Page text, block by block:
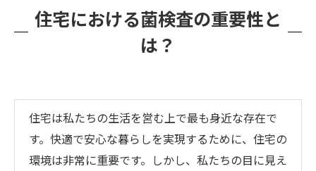
住宅における菌検査の重要性と
は？
住宅は私たちの生活を営む上で最も身近な存在で
す。快適で安心な暮らしを実現するために、住宅の
環境は非常に重要です。しかし、私たちの目に見え